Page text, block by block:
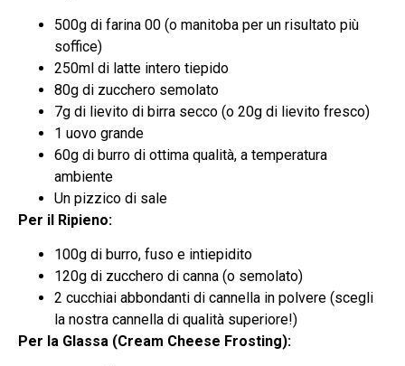
500g di farina 00 (o manitoba per un risultato più
soffice)
250ml di latte intero tiepido
80g di zucchero semolato
7g di lievito di birra secco (o 20g di lievito fresco)
1 uovo grande
60g di burro di ottima qualità, a temperatura
ambiente
Un pizzico di sale
Per il Ripieno:
100g di burro, fuso e intiepidito
120g di zucchero di canna (o semolato)
2 cucchiai abbondanti di cannella in polvere (scegli
la nostra cannella di qualità superiore!)
Per la Glassa (Cream Cheese Frosting):